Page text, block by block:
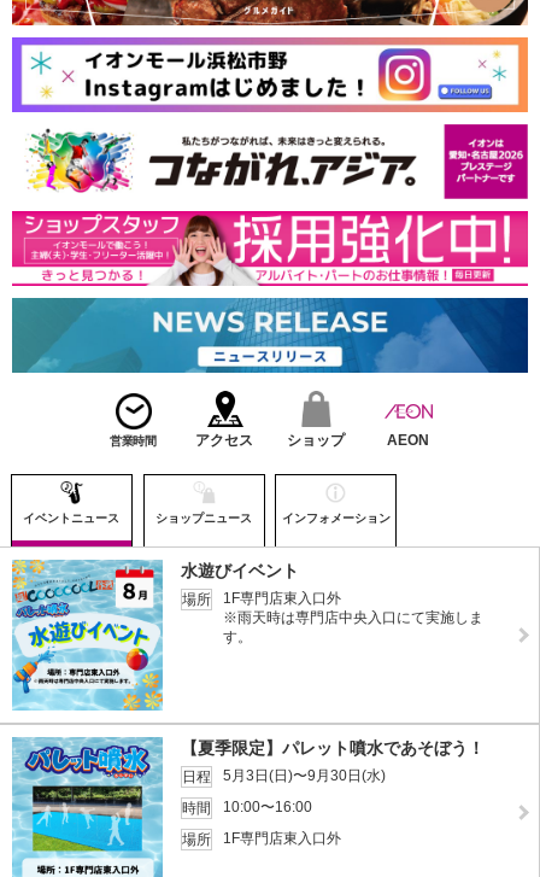
営業時間 アクセス ショップ AEON
イベントニュース ショップニュース インフォメーション
水遊びイベント
場所
1F専門店東入口外
※雨天時は専門店中央入口にて実施しま
す。
【夏季限定】パレット噴水であそぼう！
日程
5月3日(日)〜9月30日(水)
時間
10:00〜16:00
場所
1F専門店東入口外